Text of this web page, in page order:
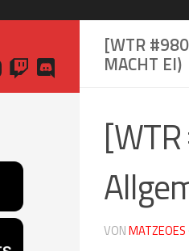
[WTR
MACHT EI)
VONMATZEOES